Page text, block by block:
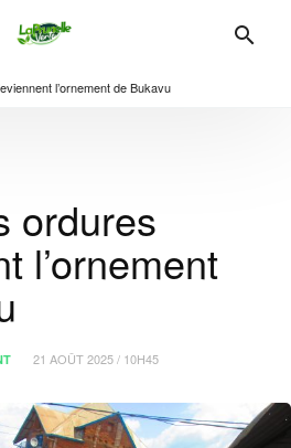
l’ornement de Bukavu
ordures
l’ornement
21 AOÛT 2025 / 10H45